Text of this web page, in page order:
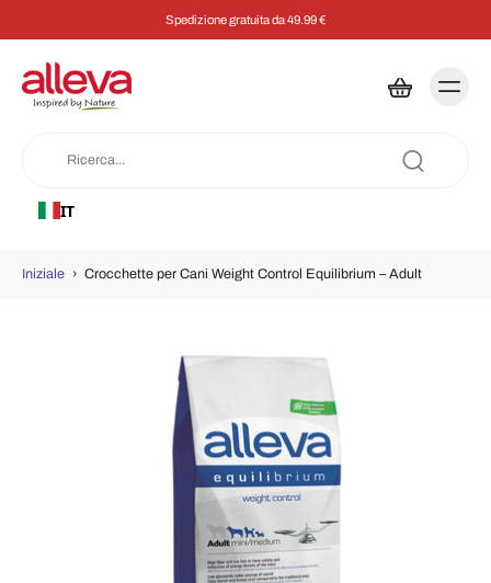
Spedizione gratuita da 49.99 €
IT
Iniziale › Crocchette per Cani Weight Control Equilibrium – Adult